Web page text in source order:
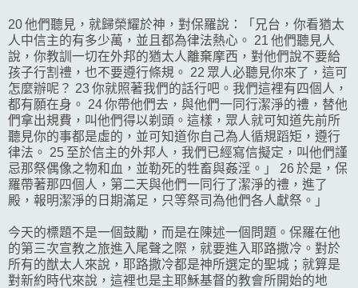
20 他們聽見，就歸榮耀於神，對保羅說：「兄台，你看猶太
人中信主的有多少萬，並且都為律法熱心。 21 他們聽見人
說，你教訓一切在外邦的猶太人離棄摩西，對他們說不要給
孩子行割禮，也不要遵行條規。 22 眾人必聽見你來了，這可
怎麼辦呢？ 23 你就照著我們的話行吧。我們這裡有四個人，
都有願在身。 24 你帶他們去，與他們一同行潔淨的禮，替他
們拿出規費，叫他們得以剃頭。這樣，眾人就可知道先前所
聽見你的事都是虛的，並可知道你自己為人循規蹈矩，遵行
律法。 25 至於信主的外邦人，我們已經寫信擬定，叫他們謹
忌那祭偶像之物和血，並勒死的牲畜與姦淫。」 26 於是，保
羅帶著那四個人，第二天與他們一同行了潔淨的禮，進了
殿，報明潔淨的日期滿足，只等祭司為他們各人獻祭。」
今天的標題不是一個鼓勵，而是在陳述一個問題。保羅在他
的第三次宣教之旅進入尾聲之際，就要進入耶路撒冷。對於
所有的猷太人來說，耶路撒冷都是神所選定的聖城；就算是
對新約時代來說，這裡也是主耶穌基督的教會所開始的地